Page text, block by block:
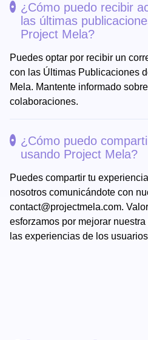
¿Cómo puedo recibir
las últimas
Project Mela?
Puedes optar por recibir un
con las Últimas Publicaciones
Mela. Mantente informado
colaboraciones.
¿Cómo puedo
usando Project Mela?
Puedes compartir tu
nosotros comunicándote con
contact@projectmela.com.
esforzamos por mejorar
las experiencias de los